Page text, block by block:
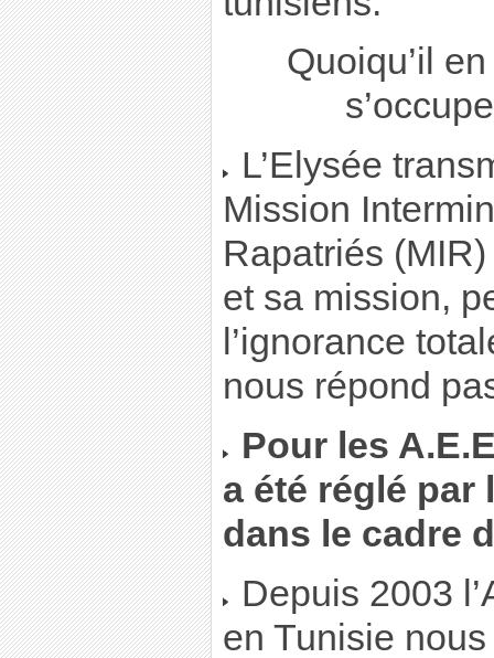
Quoiqu’il
L’Elysée
Mission
Rapatriés
et sa mission,
l’ignorance
nous répond
Pour les
a été réglé par
dans le cadre
Depuis 2003
en Tunisie